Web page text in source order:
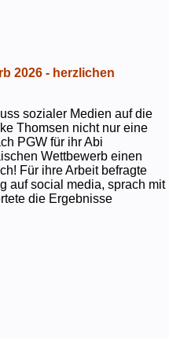
2026 - herzlichen
sozialer Medien auf die
Thomsen nicht nur eine
PGW für ihr Abi
Wettbewerb einen
Für ihre Arbeit befragte
auf social media, sprach mit
die Ergebnisse